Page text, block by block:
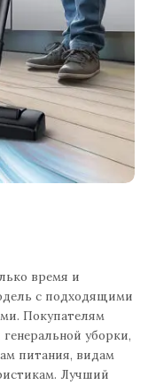
время и
с подходящими
Покупателям
уборки,
питания, видам
Лучший